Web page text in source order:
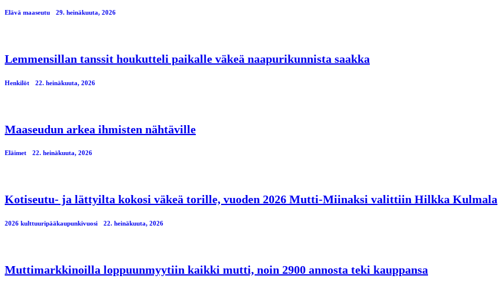
Elävä maaseutu 29. heinäkuuta, 2026
Lemmensillan tanssit houkutteli paikalle väkeä naapurikunnista saakka
Henkilöt 22. heinäkuuta, 2026
Maaseudun arkea ihmisten nähtäville
Eläimet 22. heinäkuuta, 2026
Kotiseutu- ja lättyilta kokosi väkeä torille, vuoden 2026 Mutti-Miinaksi valittiin Hilkka Kulmala
2026 kulttuuripääkaupunkivuosi 22. heinäkuuta, 2026
Muttimarkkinoilla loppuunmyytiin kaikki mutti, noin 2900 annosta teki kauppansa